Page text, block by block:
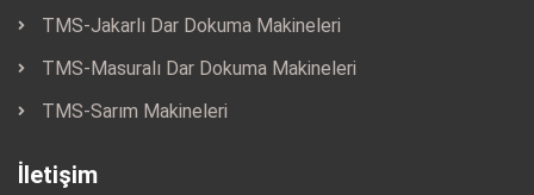
TMS-Jakarlı Dar Dokuma Makineleri
TMS-Masuralı Dar Dokuma Makineleri
TMS-Sarım Makineleri
İletişim